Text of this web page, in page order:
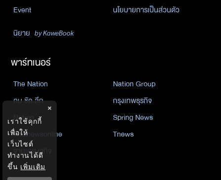
Event
นโยบายการเป็นส่วนตัว
นิยาย by KaweBook
พาร์ทเนอร์
The Nation
Nation Group
คม ชัด ลึก
กรุงเทพธุรกิจ
Nation
Spring News
Thainewsonline
Tnews
ฐานเศรษฐกิจ
×
เราใช้คุกกี้
เพื่อให้
เว็บไซต์
ทำงานได้ดี
ขึ้น เพิ่มเติม